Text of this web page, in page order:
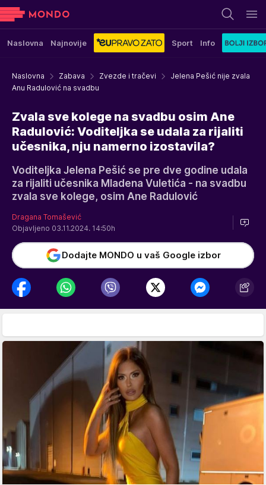
Naslovna Najnovije Sport Info
Naslovna Zabava Zvezde i tračevi
Jelena Pešić nije zvala
Anu Radulović na svadbu
Zvala sve kolege na svadbu osim Ane
Radulović: Voditeljka se udala za rijaliti
učesnika, nju namerno izostavila?
Voditeljka Jelena Pešić se pre dve godine udala
za rijaliti učesnika Mladena Vuletića - na svadbu
zvala sve kolege, osim Ane Radulović
Dragana Tomašević
Objavljeno 03.11.2024. 14:50h
Dodajte MONDO u vaš Google izbor